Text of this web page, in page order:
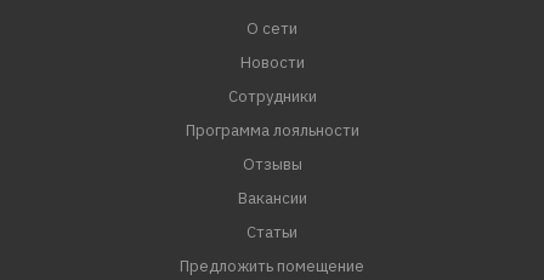
О сети
Новости
Сотрудники
Программа лояльности
Отзывы
Вакансии
Статьи
Предложить помещение